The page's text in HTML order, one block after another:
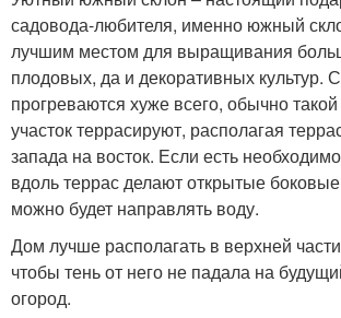
садовода-любителя, именно южный
лучшим местом для выращивания
плодовых, да и декоративных культур.
прогреваются хуже всего, обычно
участок террасируют, располагая
запада на восток. Если есть
вдоль террас делают открытые
можно будет направлять воду.
Дом лучше располагать в верхней
чтобы тень от него не падала на
огород.